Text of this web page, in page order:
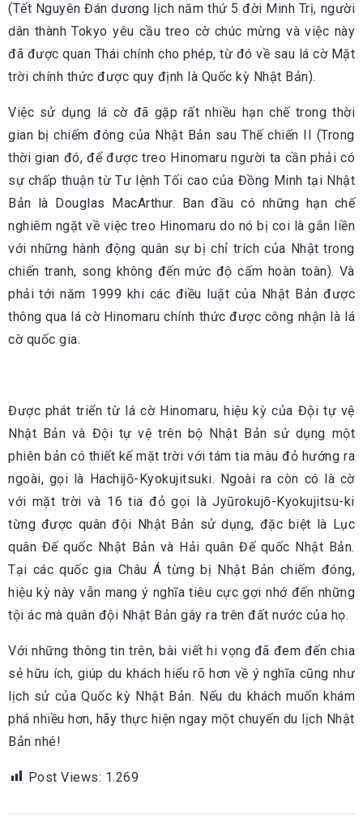
(Tết Nguyên Đán dương lịch năm thứ 5 đời Minh Trị, người
dân thành Tokyo yêu cầu treo cờ chúc mừng và việc này
đã được quan Thái chính cho phép, từ đó về sau lá cờ Mặt
trời chính thức được quy định là Quốc kỳ Nhật Bản).
Việc sử dụng lá cờ đã gặp rất nhiều hạn chế trong thời
gian bị chiếm đóng của Nhật Bản sau Thế chiến II (Trong
thời gian đó, để được treo Hinomaru người ta cần phải có
sự chấp thuận từ Tư lệnh Tối cao của Đồng Minh tại Nhật
Bản là Douglas MacArthur. Ban đầu có những hạn chế
nghiêm ngặt về việc treo Hinomaru do nó bị coi là gắn liền
với những hành động quân sự bị chỉ trích của Nhật trong
chiến tranh, song không đến mức độ cấm hoàn toàn). Và
phải tới năm 1999 khi các điều luật của Nhật Bản được
thông qua lá cờ Hinomaru chính thức được công nhận là lá
cờ quốc gia.
Được phát triển từ lá cờ Hinomaru, hiệu kỳ của Đội tự vệ
Nhật Bản và Đội tự vệ trên bộ Nhật Bản sử dụng một
phiên bản có thiết kế mặt trời với tám tia màu đỏ hướng ra
ngoài, gọi là Hachijō-Kyokujitsuki. Ngoài ra còn có là cờ
với mặt trời và 16 tia đỏ gọi là Jyūrokujō-Kyokujitsu-ki
từng được quân đội Nhật Bản sử dụng, đặc biệt là Lục
quân Đế quốc Nhật Bản và Hải quân Đế quốc Nhật Bản.
Tại các quốc gia Châu Á từng bị Nhật Bản chiếm đóng,
hiệu kỳ này vẫn mang ý nghĩa tiêu cực gợi nhớ đến những
tội ác mà quân đội Nhật Bản gây ra trên đất nước của họ.
Với những thông tin trên, bài viết hi vọng đã đem đến chia
sẻ hữu ích, giúp du khách hiểu rõ hơn về ý nghĩa cũng như
lịch sử của Quốc kỳ Nhật Bản. Nếu du khách muốn khám
phá nhiều hơn, hãy thực hiện ngay một chuyến du lịch Nhật
Bản nhé!
Post Views: 1.269